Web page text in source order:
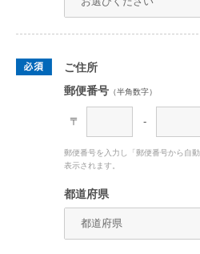
ご住所
郵便番号 （半角数字）
〒 -
郵便番号を入力し「郵便番号から自
表示されます。
都道府県